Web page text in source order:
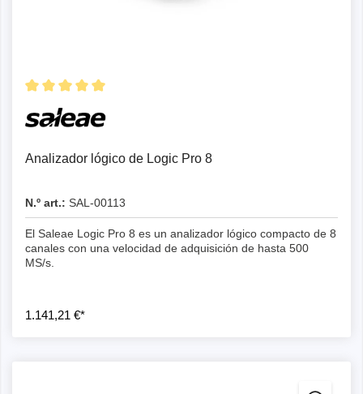
Analizador lógico de Logic Pro 8
N.º art.: SAL-00113
El Saleae Logic Pro 8 es un analizador lógico compacto de 8
canales con una velocidad de adquisición de hasta 500
MS/s.
1.141,21 €*